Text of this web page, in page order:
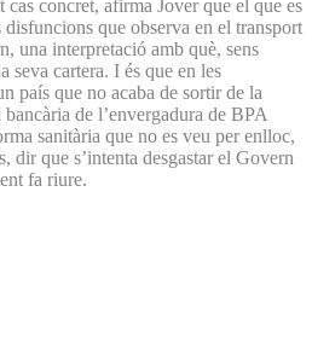
concret, afirma Jover que el que es
que observa en el transport
una interpretació amb què, sens
seva cartera. I és que en les
país que no acaba de sortir de la
de l’envergadura de BPA
sanitària que no es veu per enlloc,
dir que s’intenta desgastar el Govern
fa riure.